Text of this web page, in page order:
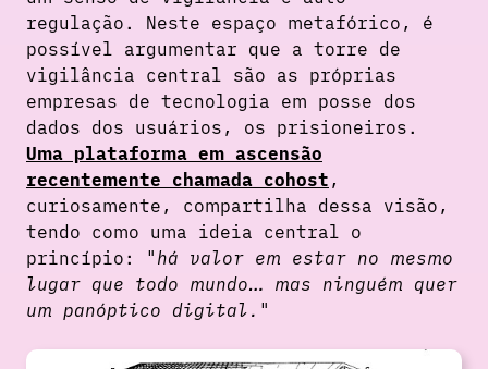
regulação. Neste espaço metafórico, é
possível argumentar que a torre de
vigilância central são as próprias
empresas de tecnologia em posse dos
dados dos usuários, os prisioneiros.
Uma plataforma em ascensão
recentemente chamada cohost ,
curiosamente, compartilha dessa visão,
tendo como uma ideia central o
princípio:
há valor em estar no mesmo
lugar que todo mundo… mas ninguém quer
um panóptico digital.